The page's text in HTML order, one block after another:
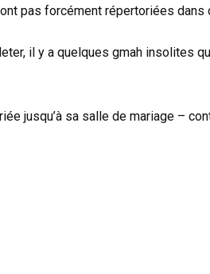
pas forcément répertoriées
il y a quelques gmah insolites
jusqu’à sa salle de mariage –